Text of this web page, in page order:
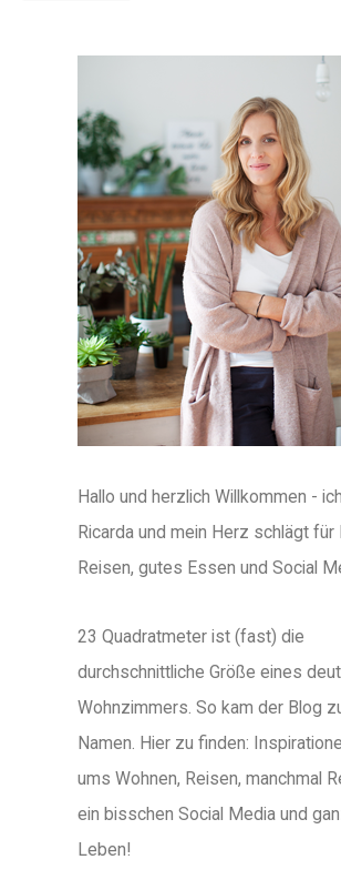
Hallo und herzlich Willkommen -
Ricarda und mein Herz schlägt für
Reisen, gutes Essen und Social
23 Quadratmeter ist (fast) die
durchschnittliche Größe eines
Wohnzimmers. So kam der Blog
Namen. Hier zu finden:
ums Wohnen, Reisen, manchmal
ein bisschen Social Media und
Leben!